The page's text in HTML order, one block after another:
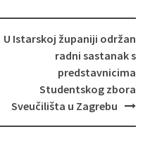
U Istarskoj županiji održan
radni sastanak s
predstavnicima
Studentskog zbora
Sveučilišta u Zagrebu